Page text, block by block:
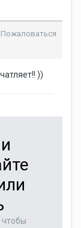
Пожаловаться
))